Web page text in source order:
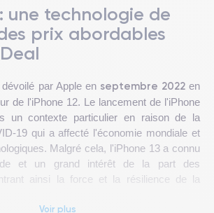
une technologie de
prix abordables
par Apple en septembre 2022en
de l'iPhone 12. Le lancement de l'iPhone
un contexte particulier en raison de la
19 qui a affecté l'économie mondiale et
Malgré cela, l'iPhone 13 a connu
et un grand intérêt de la part des
ainsi la force et la résilience de la
Voir plus